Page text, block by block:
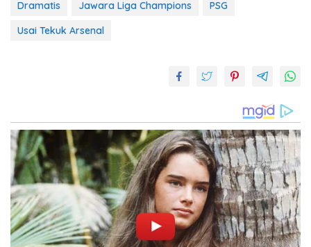
Dramatis Jawara Liga Champions
PSG
Usai Tekuk Arsenal